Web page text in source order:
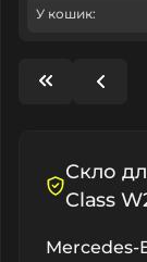
У кошик:
Скло
Class
Mercedes-